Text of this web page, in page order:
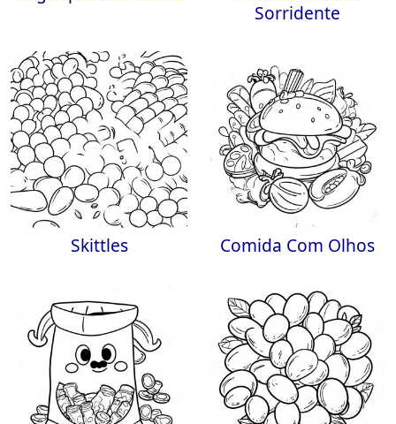
Sorridente
Skittles Comida Com Olhos